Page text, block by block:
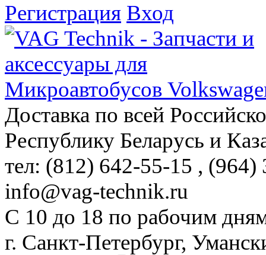
Регистрация Вход
Доставка по всей
Республику Беларусь и
тел: (812) 642-55-15 , (964)
info@vag-technik.ru
С 10 до 18 по рабочим
г. Санкт-Петербург,